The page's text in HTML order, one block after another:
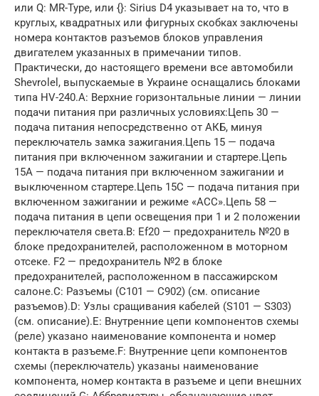
или Q: MR-Type, или {}: Sirius D4 указывает на то, что в
круглых, квадратных или фигурных скобках заключены
номера контактов разъемов блоков управления
двигателем указанных в примечании типов.
Практически, до настоящего времени все автомобили
Shevrolel, выпускаемые в Украине оснащались блоками
типа HV-240.А: Верхние горизонтальные линии — линии
подачи питания при различных условиях:Цепь 30 —
подача питания непосредственно от АКБ, минуя
переключатель замка зажигания.Цепь 15 — подача
питания при включенном зажигании и стартере.Цепь
15А — подача питания при включенном зажигании и
выключенном стартере.Цепь 15С — подача питания при
включенном зажигании и режиме «АСС».Цепь 58 —
подача питания в цепи освещения при 1 и 2 положении
переключателя света.В: Ef20 — предохранитель №20 в
блоке предохранителей, расположенном в моторном
отсеке. F2 — предохранитель №2 в блоке
предохранителей, расположенном в пассажирском
салоне.С: Разъемы (С101 — С902) (см. описание
разъемов).D: Узлы сращивания кабелей (S101 — S303)
(см. описание).Е: Внутренние цепи компонентов схемы
(реле) указано наименование компонента и номер
контакта в разъеме.F: Внутренние цепи компонентов
схемы (переключатель) указаны наименование
компонента, номер контакта в разъеме и цепи внешних